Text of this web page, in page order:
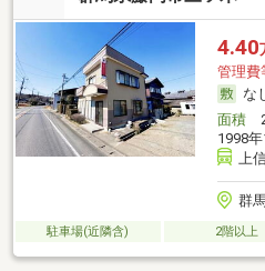
4.40
管理費
な
面積
1998
上
群
駐車場(近隣含) 2階以上